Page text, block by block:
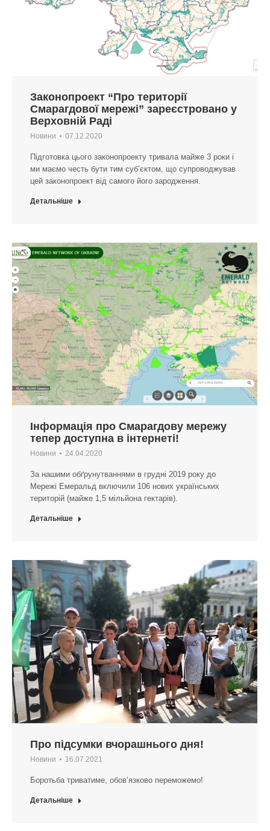
Законопроект “Про території
Смарагдової мережі” зареєстровано у
Верховній Раді
Новини 07.12.2020
Підготовка цього законопроекту тривала майже 3 роки і
ми маємо честь бути тим суб’єктом, що супроводжував
цей законопроект від самого його зародження.
Детальніше
Інформація про Смарагдову мережу
тепер доступна в інтернеті!
Новини 24.04.2020
За нашими обґрунутваннями в грудні 2019 року до
Мережі Емеральд включили 106 нових українських
територій (майже 1,5 мільйона гектарів).
Детальніше
Про підсумки вчорашнього дня!
Новини 16.07.2021
Боротьба триватиме, обов’язково переможемо!
Детальніше